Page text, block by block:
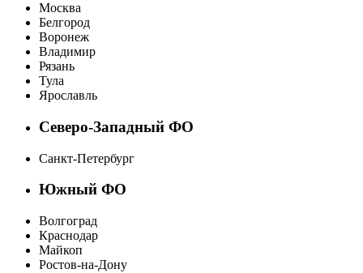
Москва
Белгород
Воронеж
Владимир
Рязань
Тула
Ярославль
Северо-Западный ФО
Санкт-Петербург
Южный ФО
Волгоград
Краснодар
Майкоп
Ростов-на-Дону